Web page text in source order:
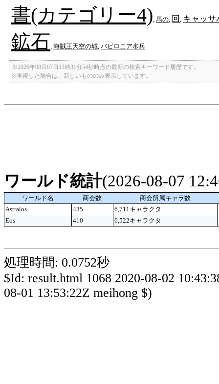
書(カテゴリー4) 馬の 回 キャッサ
鉱石 海賊王天空の城 バビロニア歩兵
※2026年08月07日13時31分54秒時点の最新の検索キーワード履歴です。
※重複した場合は、新しいもののみ表示しています。
ワールド統計(2026-08-07
ワールド名 商会数
商会所属キャラ数
Astraios
435 6,711キャラクタ
Eos
410 6,522キャラクタ
処理時間: 0.0752秒
$Id: result.html 1068 2020-08-02
08-01 13:53:22Z meihong $)